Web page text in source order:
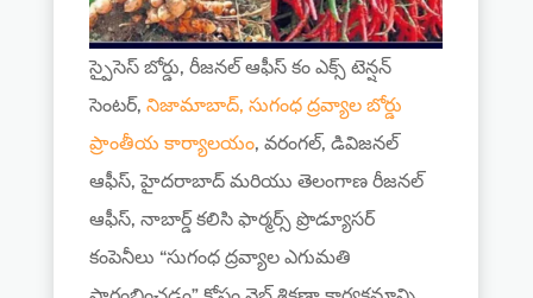
స్పైసెస్ బోర్డు, రీజనల్ ఆఫీస్ కం ఎక్స్ టెన్షన్
సెంటర్, నిజామాబాద్, సుగంధ ద్రవ్యాల బోర్డు
ప్రాంతీయ కార్యాలయం, వరంగల్, డివిజనల్
ఆఫీస్, హైదరాబాద్ మరియు తెలంగాణ రీజనల్
ఆఫీస్, నాబార్డ్ కలిసి ఫార్మర్స్ ప్రొడ్యూసర్
కంపెనీలు “సుగంధ ద్రవ్యాల ఎగుమతి